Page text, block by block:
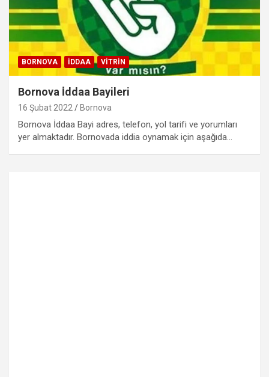
BORNOVA İDDAA VITRIN
Bornova İddaa Bayileri
16 Şubat 2022 Bornova
Bornova İddaa Bayi adres, telefon, yol tarifi ve yorumları
yer almaktadır. Bornovada iddia oynamak için aşağıda…